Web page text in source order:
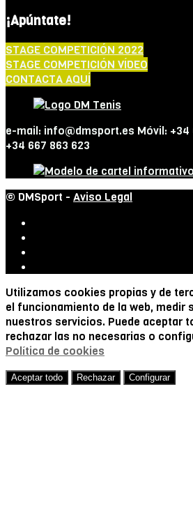
¡Apúntate!
STAGE COMPETICIÓN 2022
STAGE COMPETICIÓN VÍDEO
CONTACTA AQUÍ
e-mail: info@dmsport.es Móvil: +34
+34 667 863 623
© DMSport - Aviso Legal
Utilizamos cookies propias y de
el funcionamiento de la web, medir
nuestros servicios. Puede aceptar
rechazar las no necesarias o
Política de cookies
Aceptar todo Rechazar Configurar